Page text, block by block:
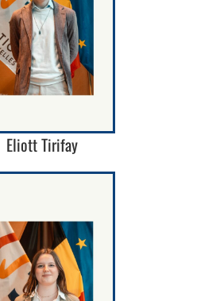
Eliott Tirifay